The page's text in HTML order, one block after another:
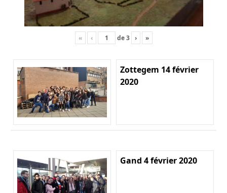
« ‹ de3 › »
Zottegem 14 février
2020
Gand 4 février 2020